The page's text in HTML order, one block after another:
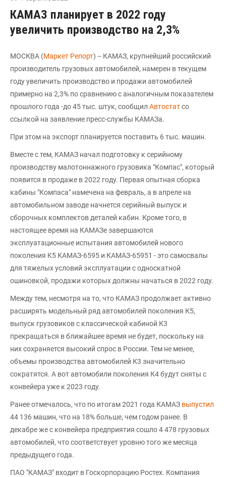
КАМАЗ планирует в 2022 году
увеличить производство на 2,3%
МОСКВА (Маркет Репорт) -- КАМАЗ, крупнейший российский
производитель грузовых автомобилей, намерен в текущем
году увеличить производство и продажи автомобилей
примерно на 2,3% по сравнению с аналогичным показателем
прошлого года -до 45 тыс. штук, сообщил Автостатсо
ссылкой на заявление пресс-службы КАМАЗа.
При этом на экспорт планируется поставить 6 тыс. машин.
Вместе с тем, КАМАЗ начал подготовку к серийному
производству малотоннажного грузовика "Компас", который
появится в продаже в 2022 году. Первая опытная сборка
кабины "Компаса" намечена на февраль, а в апреле на
автомобильном заводе начнется серийный выпуск и
сборочных комплектов деталей кабин. Кроме того, в
настоящее время на КАМАЗе завершаются
эксплуатационные испытания автомобилей нового
поколения K5 КАМАЗ-6595 и КАМАЗ-65951 - это самосвалы
для тяжелых условий эксплуатации с односкатной
ошиновкой, продажи которых должны начаться в 2022 году.
Между тем, несмотря на то, что КАМАЗ продолжает активно
расширять модельный ряд автомобилей поколения К5,
выпуск грузовиков с классической кабиной К3
прекращаться в ближайшее время не будет, поскольку на
них сохраняется высокий спрос в России. Тем не менее,
объемы производства автомобилей К3 значительно
сократятся. А вот автомобили поколения К4 будут сняты с
конвейера уже к 2023 году.
Ранее отмечалось, что по итогам 2021 года КАМАЗ выпустил
44 136 машин, что на 18% больше, чем годом ранее. В
декабре же с конвейера предприятия сошло 4 478 грузовых
автомобилей, что соответствует уровню того же месяца
предыдущего года.
ПАО "КАМАЗ" входит в Госкорпорацию Ростех. Компания